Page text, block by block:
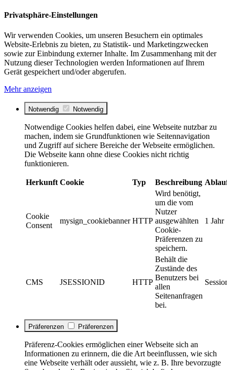
Privatsphäre-Einstellungen
Wir verwenden Cookies, um unseren Besuchern ein optimales
Website-Erlebnis zu bieten, zu Statistik- und Marketingzwecken
sowie zur Einbindung externer Inhalte. Im Zusammenhang mit der
Nutzung dieser Technologien werden Informationen auf Ihrem
Gerät gespeichert und/oder abgerufen.
Mehr anzeigen
Notwendig Notwendig
Notwendige Cookies helfen dabei, eine Webseite nutzbar zu
machen, indem sie Grundfunktionen wie Seitennavigation
und Zugriff auf sichere Bereiche der Webseite ermöglichen.
Die Webseite kann ohne diese Cookies nicht richtig
funktionieren.
Herkunft Cookie Typ Beschreibung
Cookie
Consent
mysign_cookiebanner HTTP
Wird benötigt,
um die vom
Nutzer
ausgewählten
Cookie-
Präferenzen zu
speichern.
1 Jahr
CMS JSESSIONID HTTP
Behält die
Zustände des
Benutzers bei
allen
Seitenanfragen
bei.
Präferenzen Präferenzen
Präferenz-Cookies ermöglichen einer Webseite sich an
Informationen zu erinnern, die die Art beeinflussen, wie sich
eine Webseite verhält oder aussieht, wie z. B. Ihre bevorzugte